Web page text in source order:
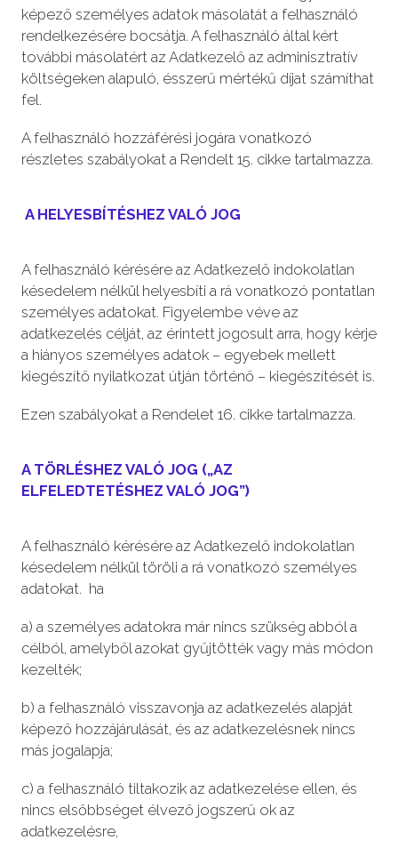
képező személyes adatok másolatát a felhasználó
rendelkezésére bocsátja. A felhasználó által kért
további másolatért az Adatkezelő az adminisztratív
költségeken alapuló, ésszerű mértékű díjat számíthat
fel.
A felhasználó hozzáférési jogára vonatkozó
részletes szabályokat a Rendelt 15. cikke tartalmazza.
A HELYESBÍTÉSHEZ VALÓ JOG
A felhasználó kérésére az Adatkezelő indokolatlan
késedelem nélkül helyesbíti a rá vonatkozó pontatlan
személyes adatokat. Figyelembe véve az
adatkezelés célját, az érintett jogosult arra, hogy kérje
a hiányos személyes adatok – egyebek mellett
kiegészítő nyilatkozat útján történő – kiegészítését is.
Ezen szabályokat a Rendelet 16. cikke tartalmazza.
A TÖRLÉSHEZ VALÓ JOG („AZ
ELFELEDTETÉSHEZ VALÓ JOG”)
A felhasználó kérésére az Adatkezelő indokolatlan
késedelem nélkül töröli a rá vonatkozó személyes
adatokat. ha
a) a személyes adatokra már nincs szükség abból a
célból, amelyből azokat gyűjtötték vagy más módon
kezelték;
b) a felhasználó visszavonja az adatkezelés alapját
képező hozzájárulását, és az adatkezelésnek nincs
más jogalapja;
c) a felhasználó tiltakozik az adatkezelése ellen, és
nincs elsőbbséget élvező jogszerű ok az
adatkezelésre,